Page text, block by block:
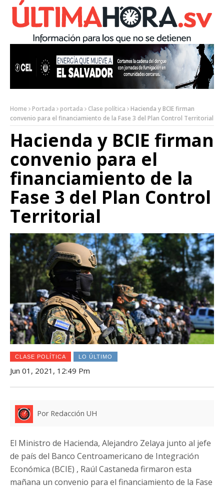
Home Portada portada Clase política
Hacienda y BCIE firman
convenio para el financiamiento de la Fase 3 del Plan Control Territorial
Hacienda y BCIE firman
convenio para el
financiamiento de la
Fase 3 del Plan Control
Territorial
CLASE POLÍTICA LO ÚLTIMO
Jun 01, 2021, 12:49 Pm
Por Redacción UH
El Ministro de Hacienda, Alejandro Zelaya junto al jefe
de país del Banco Centroamericano de Integración
Económica (BCIE) , Raúl Castaneda firmaron esta
mañana un convenio para el financiamiento de la Fase